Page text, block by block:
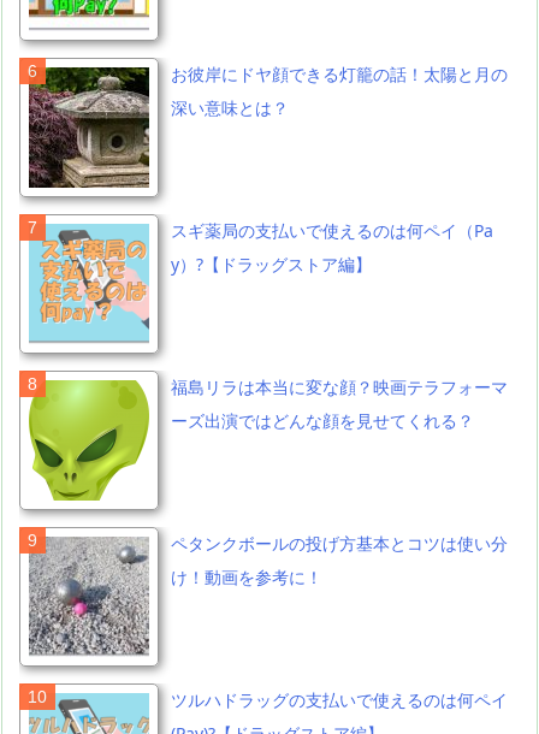
お彼岸にドヤ顔できる灯籠の話！太陽と月の
深い意味とは？
スギ薬局の支払いで使えるのは何ペイ（Pa
y）?【ドラッグストア編】
福島リラは本当に変な顔？映画テラフォーマ
ーズ出演ではどんな顔を見せてくれる？
ペタンクボールの投げ方基本とコツは使い分
け！動画を参考に！
ツルハドラッグの支払いで使えるのは何ペイ